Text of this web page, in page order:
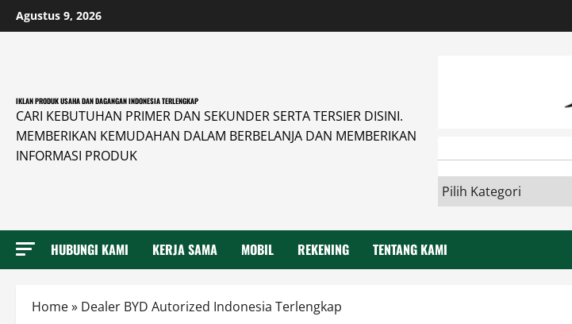
Skip
to
Agustus 9, 2026
IKLAN PRODUK USAHA DAN DAGANGAN INDONESIA TERLENGKAP
CARI KEBUTUHAN PRIMER DAN SEKUNDER SERTA TERSIER DISINI.
MEMBERIKAN KEMUDAHAN DALAM BERBELANJA DAN MEMBERIKAN
INFORMASI PRODUK
HUBUNGI KAMI KERJA SAMA MOBIL REKENING TENTANG KAMI
Home» Dealer BYD Autorized Indonesia Terlengkap